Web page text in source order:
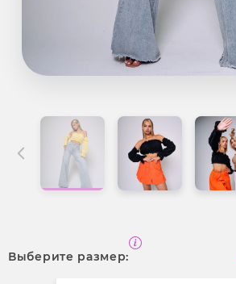
Выберите размер: